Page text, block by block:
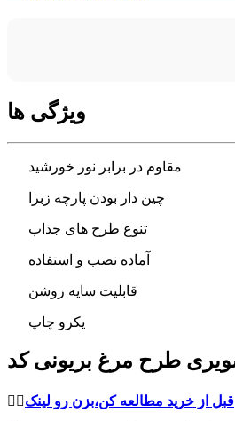
ویژگی ها
مقاوم در برابر نور خورشید
چین دار بودن پارچه زبرا
تنوع طرح های جذاب
آماده نصب و استفاده
قابلیت سایه روشن
یکرو چاپ
👈🏻قبل از خرید مطالعه کن،بزن رو لینک